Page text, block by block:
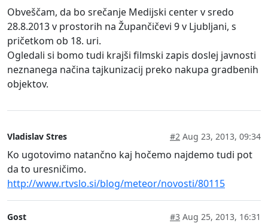
Obveščam, da bo srečanje Medijski center v sredo
28.8.2013 v prostorih na Župančičevi 9 v Ljubljani, s
pričetkom ob 18. uri.
Ogledali si bomo tudi krajši filmski zapis doslej javnosti
neznanega načina tajkunizacij preko nakupa gradbenih
objektov.
Vladislav Stres #2 Aug 23, 2013, 09:34
Ko ugotovimo natančno kaj hočemo najdemo tudi pot
da to uresničimo.
http://www.rtvslo.si/blog/meteor/novosti/80115
Gost #3 Aug 25, 2013, 16:31